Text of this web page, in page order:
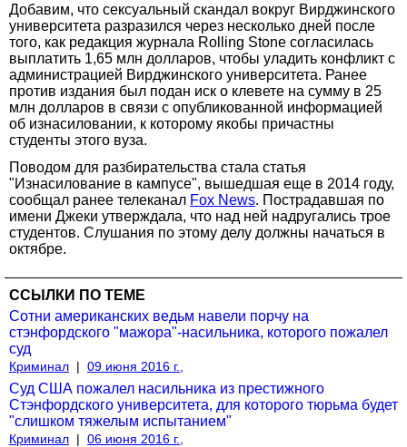
Добавим, что сексуальный скандал вокруг Вирджинского
университета разразился через несколько дней после
того, как редакция журнала Rolling Stone согласилась
выплатить 1,65 млн долларов, чтобы уладить конфликт с
администрацией Вирджинского университета. Ранее
против издания был подан иск о клевете на сумму в 25
млн долларов в связи с опубликованной информацией
об изнасиловании, к которому якобы причастны
студенты этого вуза.
Поводом для разбирательства стала статья
"Изнасилование в кампусе", вышедшая еще в 2014 году,
сообщал ранее телеканал Fox News. Пострадавшая по
имени Джеки утверждала, что над ней надругались трое
студентов. Слушания по этому делу должны начаться в
октябре.
ССЫЛКИ ПО ТЕМЕ
Сотни американских ведьм навели порчу на
стэнфордского "мажора"-насильника, которого пожалел
суд
Криминал | 09 июня 2016 г.,
Суд США пожалел насильника из престижного
Стэнфордского университета, для которого тюрьма будет
"слишком тяжелым испытанием"
Криминал | 06 июня 2016 г.,